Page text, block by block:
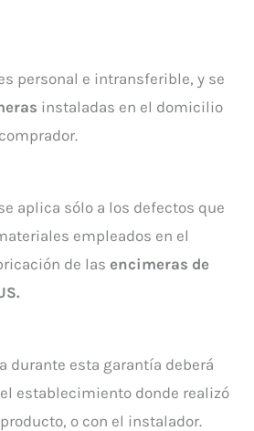
personal e intransferible, y se
instaladas en el domicilio
aplica sólo a los defectos que
empleados en el
de las encimeras de
durante esta garantía deberá
establecimiento donde realizó
o con el instalador.